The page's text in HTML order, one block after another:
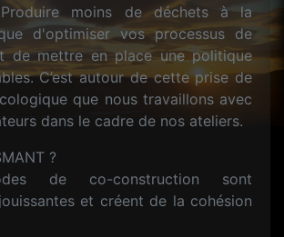
Produire moins de déchets à la
d'optimiser vos processus de
de mettre en place une politique
C’est autour de cette prise de
que nous travaillons avec
dans le cadre de nos ateliers.
?
de co-construction sont
et créent de la cohésion